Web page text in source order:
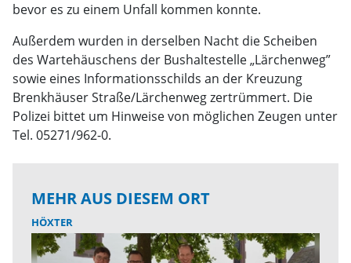
bevor es zu einem Unfall kommen konnte.
Außerdem wurden in derselben Nacht die Scheiben
des Wartehäuschens der Bushaltestelle „Lärchenweg”
sowie eines Informationsschilds an der Kreuzung
Brenkhäuser Straße/Lärchenweg zertrümmert. Die
Polizei bittet um Hinweise von möglichen Zeugen unter
Tel. 05271/962-0.
MEHR AUS DIESEM ORT
HÖXTER